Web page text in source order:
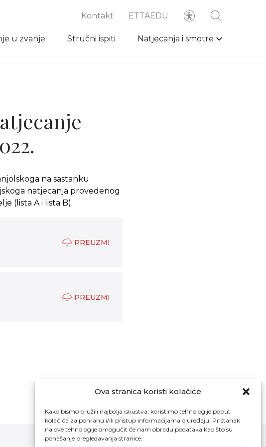
Ova stranica koristi kolačiće
Kako bismo pružili najbolja iskustva, koristimo tehnologije poput
kolačića za pohranu i/ili pristup informacijama o uređaju. Pristanak
na ove tehnologije omogućit će nam obradu podataka kao što su
ponašanje pregledavanja stranice.
Kontakt ETTAEDU
u zvanje Stručni ispiti Natjecanja i smotre
na sastanku
natjecanja provedenog
(lista A i lista B).
PREUZMI
PREUZMI